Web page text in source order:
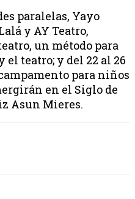
paralelas, Yayo
y AY Teatro,
un método para
teatro; y del 22 al 26
para niños
en el Siglo de
Asun Mieres.